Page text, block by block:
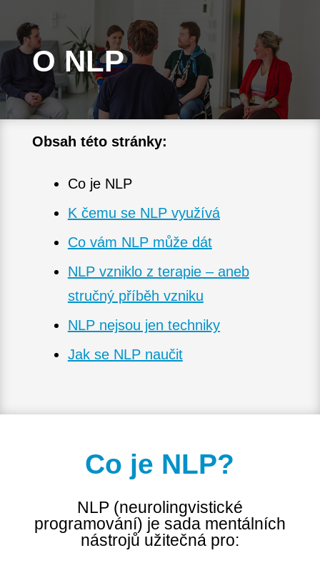
O NLP
Obsah této stránky:
Co je NLP
K čemu se NLP využívá
Co vám NLP může dát
NLP vzniklo z terapie – aneb
stručný příběh vzniku
NLP nejsou jen techniky
Jak se NLP naučit
Co je NLP?
NLP (neurolingvistické
programování) je sada mentálních
nástrojů užitečná pro: